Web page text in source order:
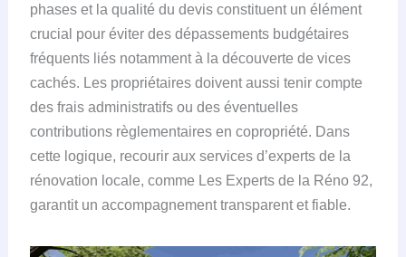
phases et la qualité du devis constituent un élément
crucial pour éviter des dépassements budgétaires
fréquents liés notamment à la découverte de vices
cachés. Les propriétaires doivent aussi tenir compte
des frais administratifs ou des éventuelles
contributions règlementaires en copropriété. Dans
cette logique, recourir aux services d’experts de la
rénovation locale, comme Les Experts de la Réno 92,
garantit un accompagnement transparent et fiable.